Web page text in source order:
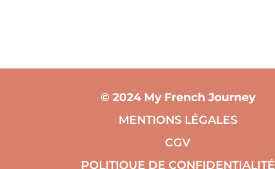
© 2024 My French Journey
MENTIONS LÉGALES
CGV
POLITIQUE DE CONFIDENTIALITÉ